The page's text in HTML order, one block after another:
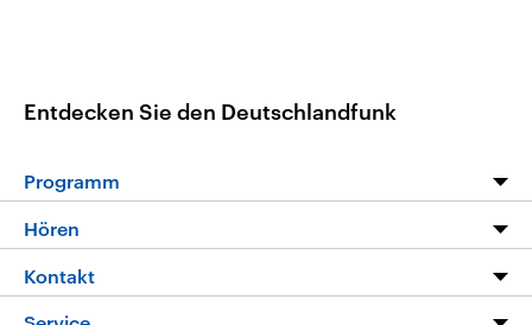
Entdecken Sie den Deutschlandfunk
Programm
Die Nachrichten
Hören
Livestream
Kontakt
Hörerservice